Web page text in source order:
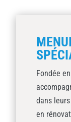
Fondée
dans
en